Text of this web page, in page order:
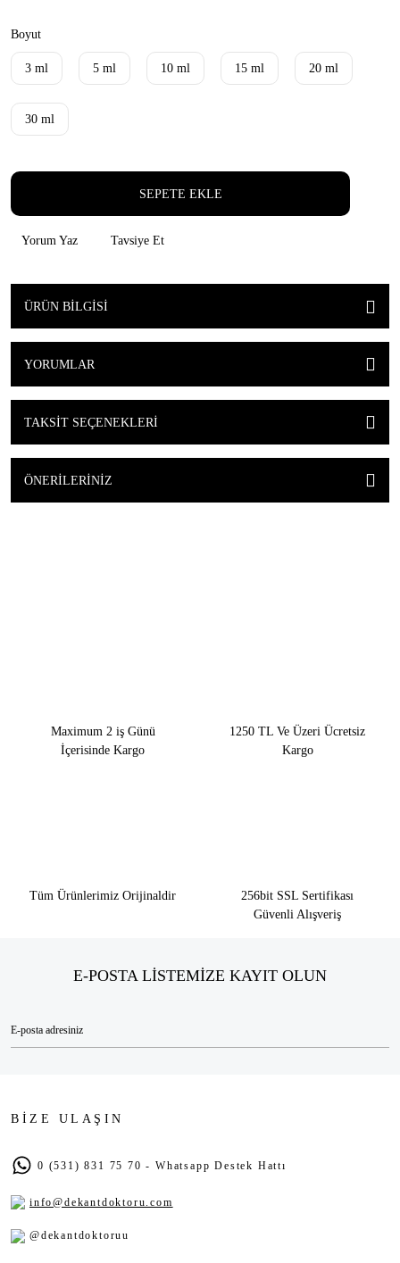
Boyut
3 ml 5 ml 10 ml 15 ml 20 ml
30 ml
SEPETE EKLE
Yorum Yaz Tavsiye Et
ÜRÜN BILGISI
YORUMLAR
TAKSIT SEÇENEKLERI
ÖNERILERINIZ
Maximum 2 iş Günü
İçerisinde Kargo
1250 TL Ve Üzeri Ücretsiz
Kargo
Tüm Ürünlerimiz Orijinaldir
256bit SSL Sertifikası
Güvenli Alışveriş
E-POSTA LİSTEMİZE KAYIT OLUN
BİZE ULAŞIN
0 (531) 831 75 70 - Whatsapp Destek Hattı
info@dekantdoktoru.com
@dekantdoktoruu